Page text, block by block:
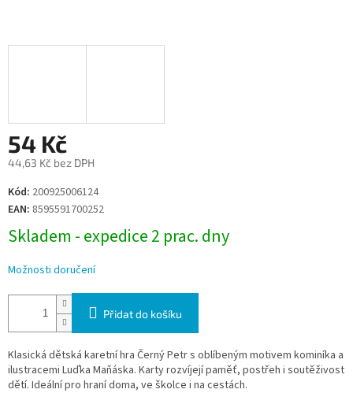
54 Kč
44,63 Kč bez DPH
Měrná
cena:
Kód: 200925006124
EAN: 8595591700252
Skladem - expedice 2 prac. dny
Možnosti doručení
Přidat do košíku
Klasická dětská karetní hra Černý Petr s oblíbeným motivem kominíka a
ilustracemi Luďka Maňáska. Karty rozvíjejí paměť, postřeh i soutěživost
dětí. Ideální pro hraní doma, ve školce i na cestách.